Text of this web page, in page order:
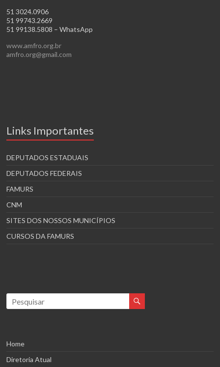
51 3024.0906
51 99743.2669
51 99138.5808 – WhatsApp
www.amfro.org.br
amfro.org@gmail.com
Links Importantes
DEPUTADOS ESTADUAIS
DEPUTADOS FEDERAIS
FAMURS
CNM
SITES DOS NOSSOS MUNICÍPIOS
CURSOS DA FAMURS
Home
Diretoria Atual